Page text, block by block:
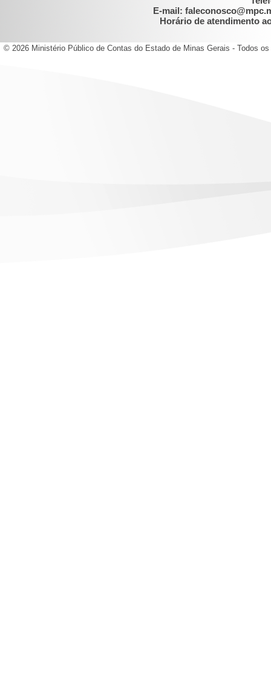
E-mail:
Horário de atendimento
© 2026 Ministério Público de Contas do Estado de Minas Gerais - Todos